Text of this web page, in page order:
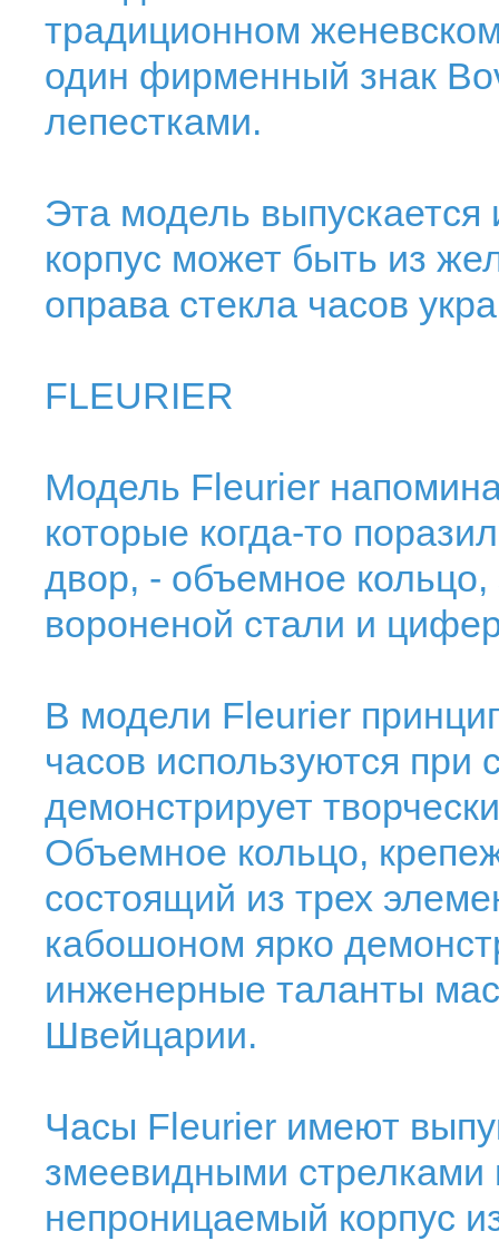
традиционном
один фирменный знак
лепестками.
Эта модель
корпус может быть из
оправа стекла часов
FLEURIER
Модель Fleurier
которые когда-то
двор, - объемное
вороненой стали и
В модели Fleurier
часов используются при
демонстрирует
Объемное кольцо,
состоящий из трех
кабошоном ярко
инженерные таланты
Швейцарии.
Часы Fleurier имеют
змеевидными стрелками
непроницаемый корпус